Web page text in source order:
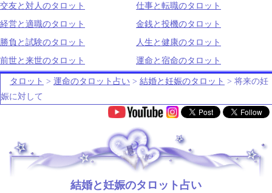
交友と対人のタロット
仕事と転職のタロット
経営と適職のタロット
金銭と投機のタロット
勝負と試験のタロット
人生と健康のタロット
前世と来世のタロット
運命と宿命のタロット
タロット > 運命のタロット占い > 結婚と妊娠のタロット > 将来の妊
娠に対して
.
結婚と妊娠のタロット占い